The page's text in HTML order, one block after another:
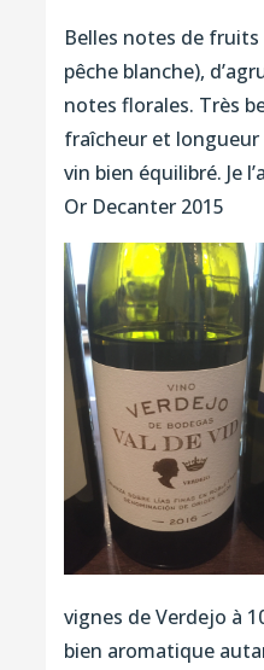
Belles notes de
pêche blanche),
notes florales. Très
fraîcheur et longueur
vin bien équilibré. Je
Or Decanter 2015
vignes de Verdejo à
bien aromatique